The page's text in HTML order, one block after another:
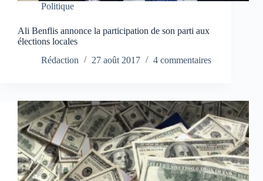
Politique
Ali Benflis annonce la participation de son parti aux
élections locales
Rédaction
27 août 2017 4 commentaires